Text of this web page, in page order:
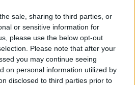
sale, sharing to third parties, or
or sensitive information for
please use the below opt-out
Please note that after your
you may continue seeing
on personal information utilized by
disclosed to third parties prior to